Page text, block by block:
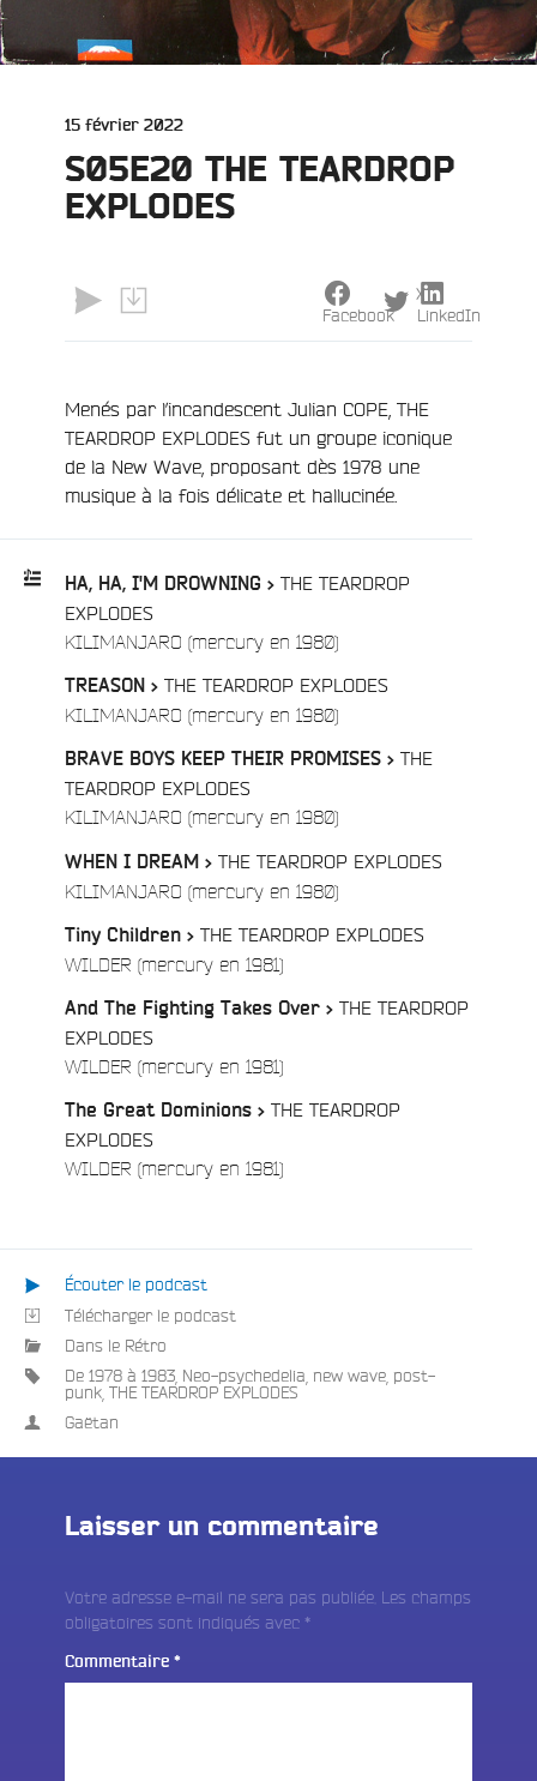
Publié
15 février 2022
S05E20 THE TEARDROP
EXPLODES
Menés par l’incandescent Julian COPE, THE
TEARDROP EXPLODES fut un groupe iconique
de la New Wave, proposant dès 1978 une
musique à la fois délicate et hallucinée.
Playlist
HA, HA, I'M DROWNING > THE TEARDROP
EXPLODES
KILIMANJARO (mercury en 1980)/
TREASON > THE TEARDROP EXPLODES
KILIMANJARO (mercury en 1980)/
BRAVE BOYS KEEP THEIR PROMISES > THE
TEARDROP EXPLODES
KILIMANJARO (mercury en 1980)/
WHEN I DREAM > THE TEARDROP EXPLODES
KILIMANJARO (mercury en 1980)/
Tiny Children > THE TEARDROP EXPLODES
WILDER (mercury en 1981)/
And The Fighting Takes Over > THE TEARDROP
EXPLODES
WILDER (mercury en 1981)/
The Great Dominions > THE TEARDROP
EXPLODES
WILDER (mercury en 1981)/
Facebook
X
LinkedIn
Écouter le podcast
Télécharger le podcast
Dans le Rétro
De 1978 à 1983 Neo-psychedelia new wave post-
punk THE TEARDROP EXPLODES
Gaëtan
Laisser un commentaire
Votre adresse e-mail ne sera pas publiée. Les champs
obligatoires sont indiqués avec *
Commentaire *